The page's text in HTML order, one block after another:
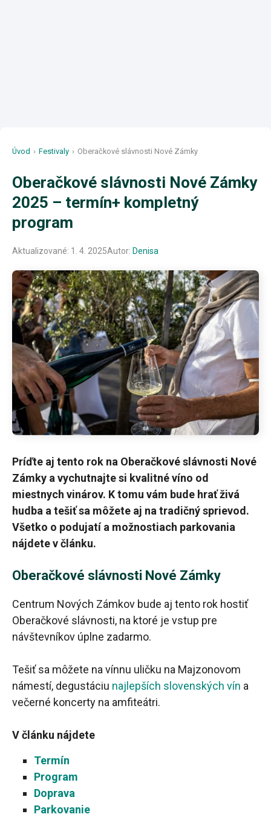
Úvod › Festivaly › Oberačkové slávnosti Nové Zámky
Oberačkové slávnosti Nové Zámky
2025 – termín+ kompletný
program
Aktualizované: 1. 4. 2025Autor: Denisa
Príďte aj tento rok na Oberačkové slávnosti Nové
Zámky a vychutnajte si kvalitné víno od
miestnych vinárov. K tomu vám bude hrať živá
hudba a tešiť sa môžete aj na tradičný sprievod.
Všetko o podujatí a možnostiach parkovania
nájdete v článku.
Oberačkové slávnosti Nové Zámky
Centrum Nových Zámkov bude aj tento rok hostiť
Oberačkové slávnosti, na ktoré je vstup pre
návštevníkov úplne zadarmo.
Tešiť sa môžete na vínnu uličku na Majzonovom
námestí, degustáciu najlepších slovenských vín a
večerné koncerty na amfiteátri.
V článku nájdete
Termín
Program
Doprava
Parkovanie